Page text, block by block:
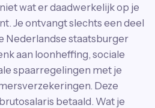
wat er daadwerkelijk op je
Je ontvangt slechts een deel
Nederlandse staatsburger
aan loonheffing, sociale
spaarregelingen met je
Deze
betaald. Wat je